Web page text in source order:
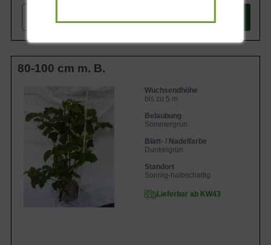
80-100 cm m. B.
Wuchsendhöhe
bis zu 5 m
Belaubung
Sommergrün
Blatt- / Nadelfarbe
Dunkelgrün
Standort
Sonnig-halbschattig
Lieferbar ab KW43